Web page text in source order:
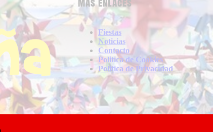
Fiestas
Noticias
Contacto
Politica de Cookies
Politica de Privacidad